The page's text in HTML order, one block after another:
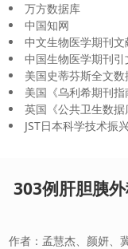
万方数据库
中国知网
中文生物医学期刊文
中国生物医学期刊引
美国史蒂芬斯全文数
美国《乌利希期刊指
英国《公共卫生数据
JST日本科学技术振
303例肝胆胰
作者：孟慧杰、颜妍、